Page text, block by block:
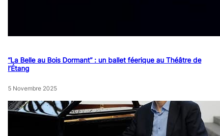
“La Belle au Bois Dormant” : un ballet féerique au Théâtre de
l’Étang
5 Novembre 2025